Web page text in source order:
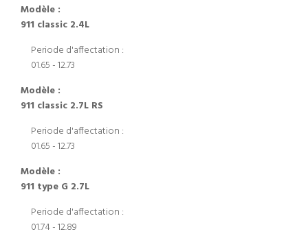
Modèle :
911 classic 2.4L
Periode d'affectation :
01.65 - 12.73
Modèle :
911 classic 2.7L RS
Periode d'affectation :
01.65 - 12.73
Modèle :
911 type G 2.7L
Periode d'affectation :
01.74 - 12.89